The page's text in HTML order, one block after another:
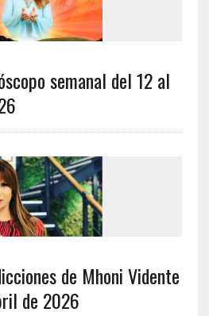
semanal del 12 al
de Mhoni Vidente
de 2026